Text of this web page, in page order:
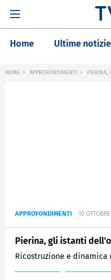
Home Ultime notizie
HOME APPROFONDIMENTI PIERINA,
APPROFONDIMENTI 10
Pierina, gli istanti
Ricostruzione e